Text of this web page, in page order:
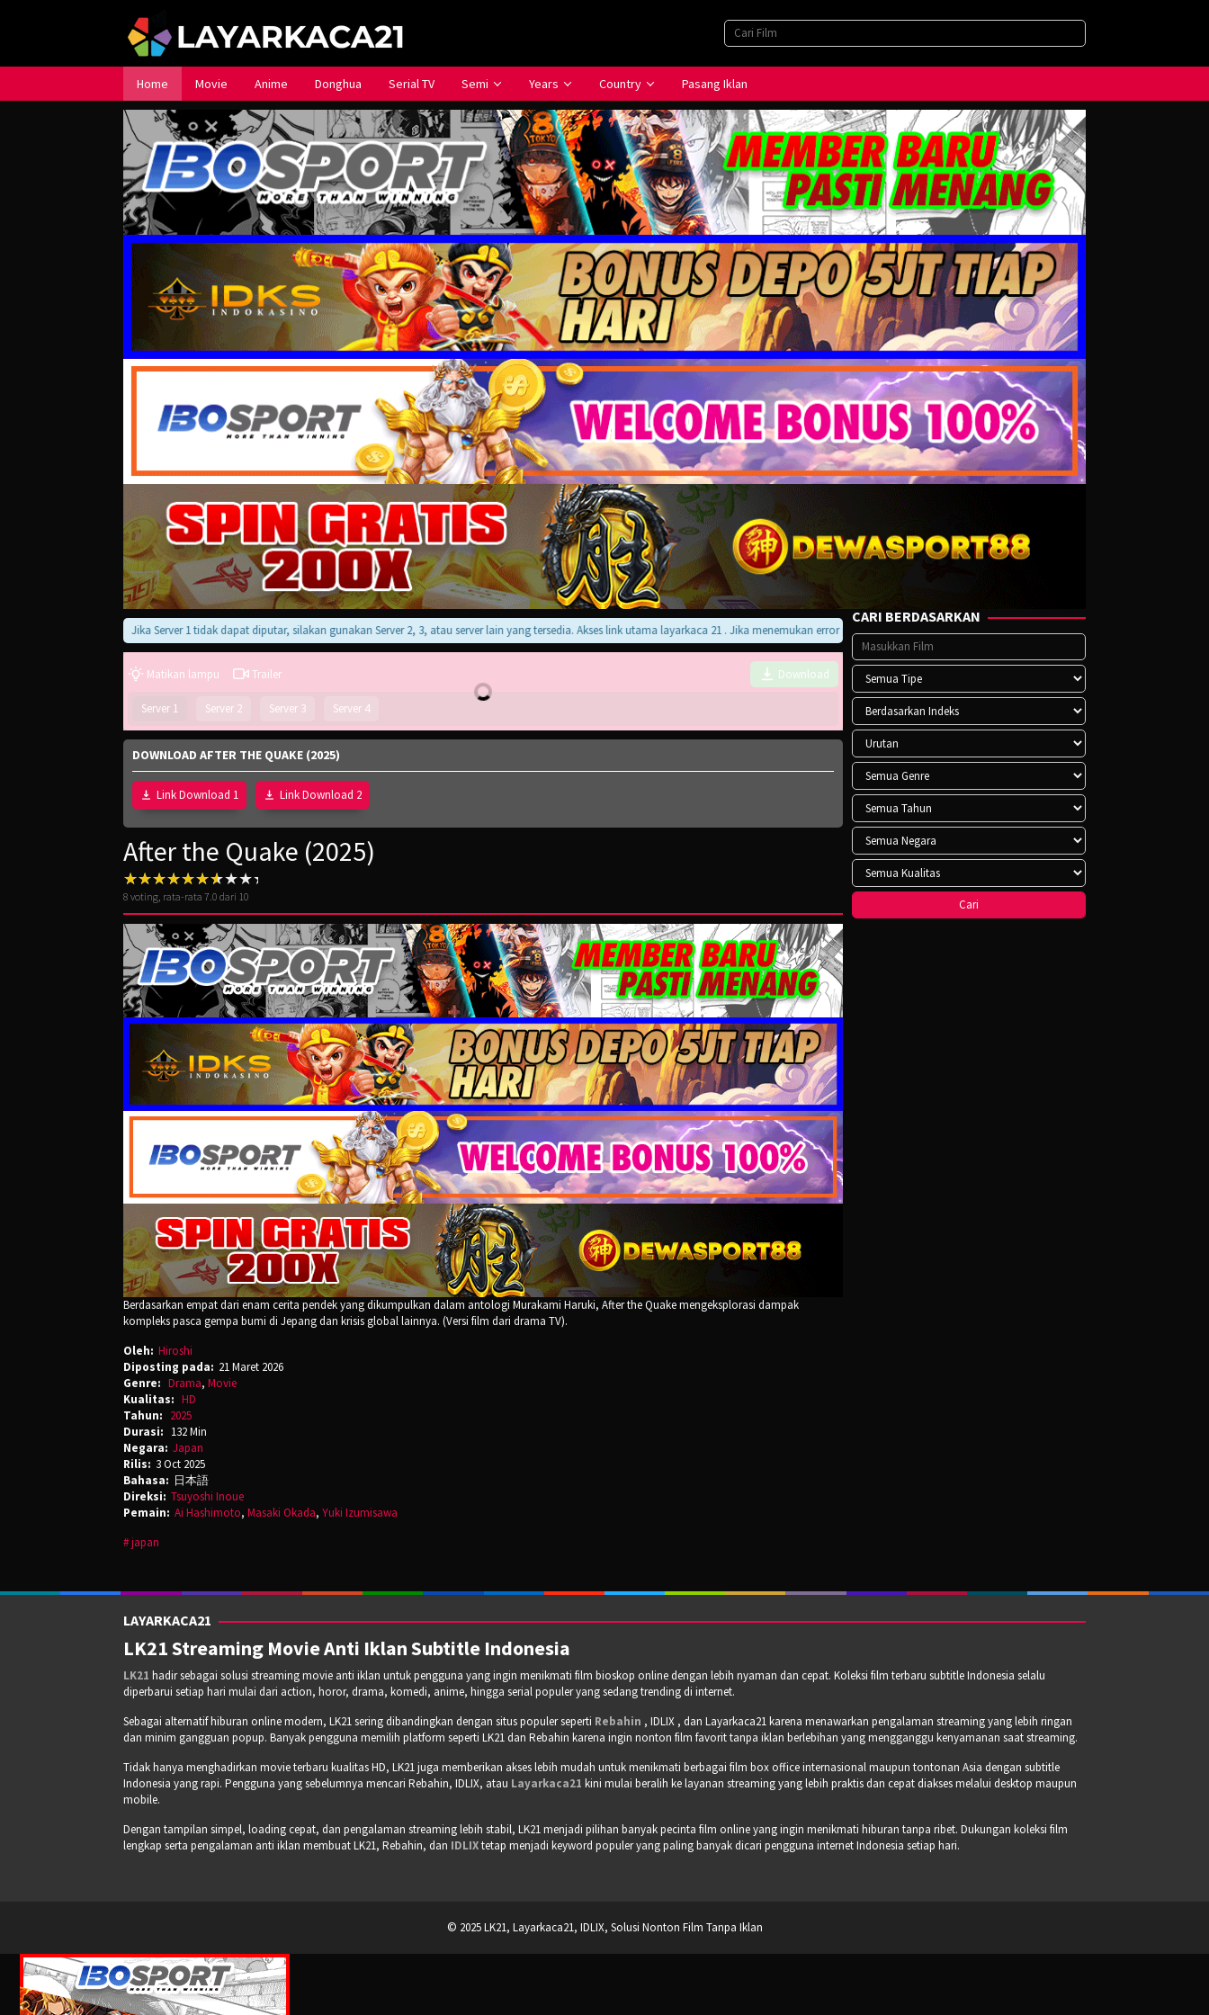
Home Movie Anime Donghua Serial TV Semi Years Country Pasang Iklan
Jika Server 1 tidak dapat diputar, silakan gunakan Server 2, 3, atau server lain yang tersedia. Akses link utama layarkaca 21 . Jika menemukan error pada player atau saat download, hubungi kami di Telegram.
Matikan lampu Trailer Download
Server 1 Server 2 Server 3 Server 4
DOWNLOAD AFTER THE QUAKE (2025)
Link Download 1 Link Download 2
After the Quake (2025)
8 voting, rata-rata 7.0 dari 10
Berdasarkan empat dari enam cerita pendek yang dikumpulkan dalam antologi Murakami Haruki, After the Quake mengeksplorasi dampak
kompleks pasca gempa bumi di Jepang dan krisis global lainnya. (Versi film dari drama TV).
Oleh: Hiroshi
Diposting pada: 21 Maret 2026
Genre: Drama, Movie
Kualitas: HD
Tahun: 2025
Durasi: 132 Min
Negara: Japan
Rilis: 3 Oct 2025
Bahasa: 日本語
Direksi: Tsuyoshi Inoue
Pemain: Ai Hashimoto, Masaki Okada, Yuki Izumisawa
japan
CARI BERDASARKAN
LAYARKACA21
LK21 Streaming Movie Anti Iklan Subtitle Indonesia
LK21 hadir sebagai solusi streaming movie anti iklan untuk pengguna yang ingin menikmati film bioskop online dengan lebih nyaman dan cepat. Koleksi film terbaru subtitle Indonesia selalu
diperbarui setiap hari mulai dari action, horor, drama, komedi, anime, hingga serial populer yang sedang trending di internet.
Sebagai alternatif hiburan online modern, LK21 sering dibandingkan dengan situs populer seperti Rebahin , IDLIX , dan Layarkaca21 karena menawarkan pengalaman streaming yang lebih ringan
dan minim gangguan popup. Banyak pengguna memilih platform seperti LK21 dan Rebahin karena ingin nonton film favorit tanpa iklan berlebihan yang mengganggu kenyamanan saat streaming.
Tidak hanya menghadirkan movie terbaru kualitas HD, LK21 juga memberikan akses lebih mudah untuk menikmati berbagai film box office internasional maupun tontonan Asia dengan subtitle
Indonesia yang rapi. Pengguna yang sebelumnya mencari Rebahin, IDLIX, atau Layarkaca21 kini mulai beralih ke layanan streaming yang lebih praktis dan cepat diakses melalui desktop maupun
mobile.
Dengan tampilan simpel, loading cepat, dan pengalaman streaming lebih stabil, LK21 menjadi pilihan banyak pecinta film online yang ingin menikmati hiburan tanpa ribet. Dukungan koleksi film
lengkap serta pengalaman anti iklan membuat LK21, Rebahin, dan IDLIXtetap menjadi keyword populer yang paling banyak dicari pengguna internet Indonesia setiap hari.
© 2025 LK21, Layarkaca21, IDLIX, Solusi Nonton Film Tanpa Iklan